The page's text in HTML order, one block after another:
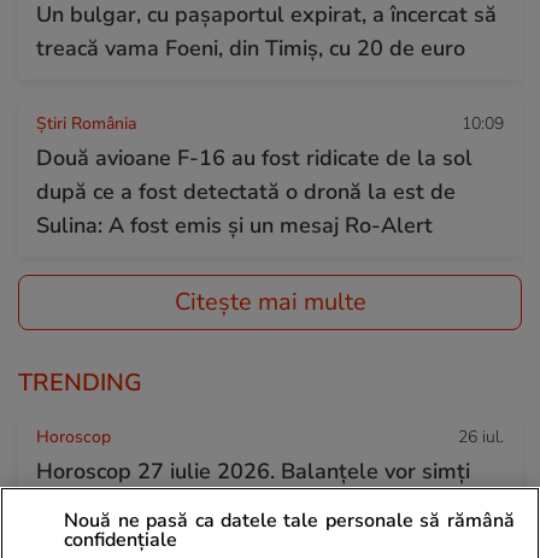
Un bulgar, cu pașaportul expirat, a încercat să
treacă vama Foeni, din Timiș, cu 20 de euro
Știri România 10:09
Două avioane F-16 au fost ridicate de la sol
după ce a fost detectată o dronă la est de
Sulina: A fost emis și un mesaj Ro-Alert
Citește mai multe
TRENDING
Horoscop 26 iul.
Horoscop 27 iulie 2026. Balanțele vor simți
nevoia să scoată la lumină talente și înzestrări
pe care le folosesc rar sau deloc
Nouă ne pasă ca datele tale personale să rămână
confidențiale